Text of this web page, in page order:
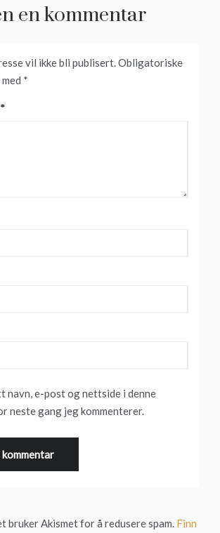
en kommentar
vil ikke bli publisert.Obligatoriske
*
navn, e-post og nettside i denne
neste gang jeg kommenterer.
bruker Akismet for å redusere spam. Finn